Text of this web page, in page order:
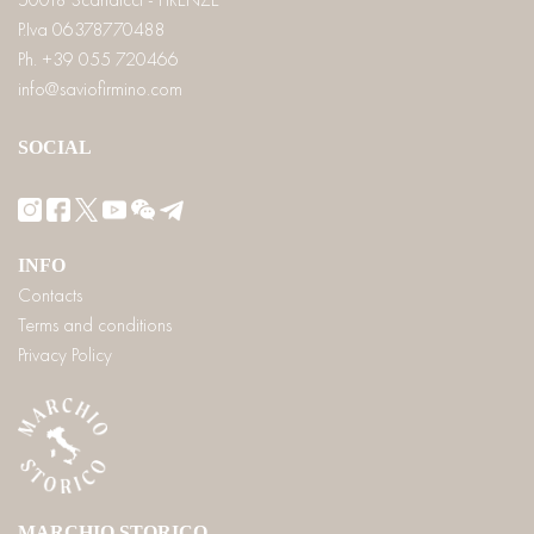
P.Iva 06378770488
Ph. +39 055 720466
info@saviofirmino.com
SOCIAL
INFO
Contacts
Terms and conditions
Privacy Policy